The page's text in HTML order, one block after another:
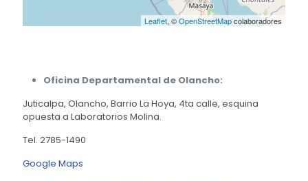
Leaflet, ©OpenStreetMapcolaboradores
Oficina Departamental de Olancho:
Juticalpa, Olancho, Barrio La Hoya, 4ta calle, esquina
opuesta a Laboratorios Molina.
Tel. 2785-1490
Google Maps